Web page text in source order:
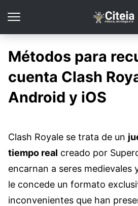
Métodos para
cuenta Clash
Android y iOS
Clash Royale se trata de un
tiempo real creado por
encarnan a seres medievales
le concede un formato
inconvenientes que han